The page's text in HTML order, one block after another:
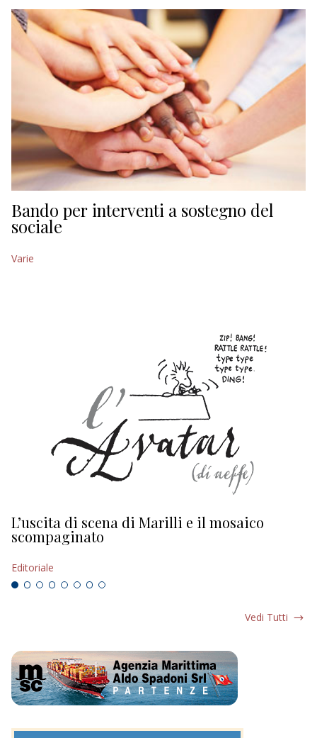
EDITORIALI
Bando per interventi a sostegno del
sociale
Varie
L’uscita di scena di Marilli e il mosaico
scompaginato
Editoriale
Vedi Tutti